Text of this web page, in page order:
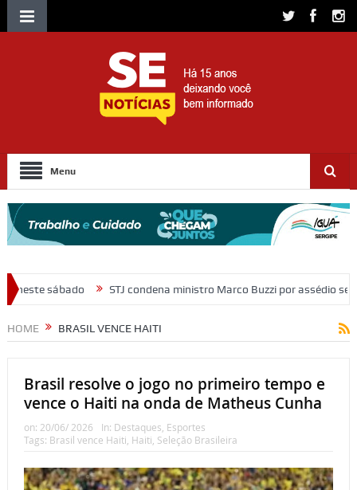
Menu
STJ condena ministro Marco Buzzi por assédio sexual e importunação
HOME BRASIL VENCE HAITI
Brasil resolve o jogo no primeiro tempo e
vence o Haiti na onda de Matheus Cunha
on: 20/06/ 2026 In: Destaques, Esportes
Tags: Brasil vence Haiti, Haiti, Seleção Brasileira